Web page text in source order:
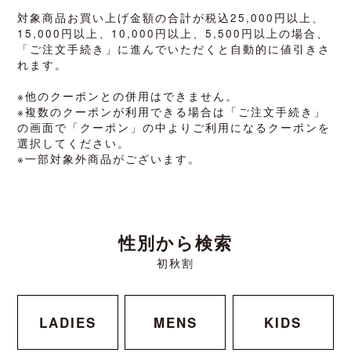
対象商品お買い上げ金額の合計が税込25,000円以上、
15,000円以上、10,000円以上、5,500円以上の場合、
「ご注文手続き」に進んでいただくと自動的に値引きさ
れます。
※他のクーポンとの併用はできません。
※複数のクーポンが利用できる場合は「ご注文手続き」
の画面で「クーポン」の中よりご利用になるクーポンを
選択してください。
※一部対象外商品がございます。
性別から検索
初秋割
LADIES MENS KIDS